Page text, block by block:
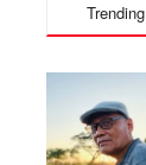
Trending